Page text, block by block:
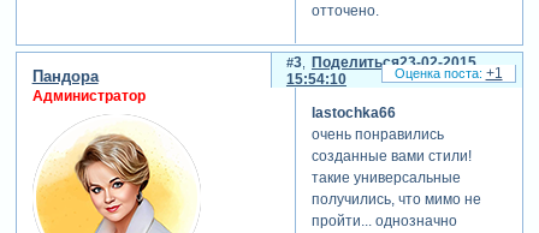
отточено.
Поделиться
3
23-02-2015
15:54:10
Пандора
Администратор
lastochka66
очень понравились
созданные вами стили!
такие универсальные
получились, что мимо не
пройти... однозначно
+1